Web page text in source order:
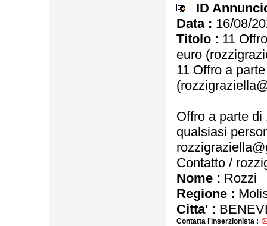
ID
Data : 16/08/
Titolo : 11
euro
11 Offro a
Offro a parte di
qualsiasi
Contatto /
Nome : Rozzi
Regione :
Citta' :
Contatta l'inserzionista :